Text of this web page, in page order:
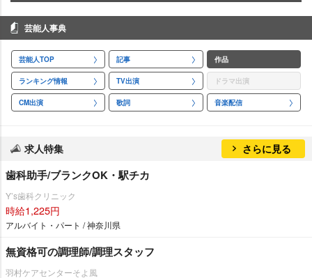
芸能人事典
芸能人TOP 記事 作品
ランキング情報 TV出演 ドラマ出演
CM出演 歌詞 音楽配信
求人特集 さらに見る
歯科助手/ブランクOK・駅チカ
Y’s歯科クリニック
時給1,225円
アルバイト・パート / 神奈川県
無資格可の調理師/調理スタッフ
羽村ケアセンターそよ風